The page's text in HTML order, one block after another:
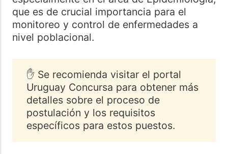
que es de crucial importancia para el
monitoreo y control de enfermedades a
nivel poblacional.
✋ Se recomienda visitar el portal
Uruguay Concursa para obtener más
detalles sobre el proceso de
postulación y los requisitos
específicos para estos puestos.